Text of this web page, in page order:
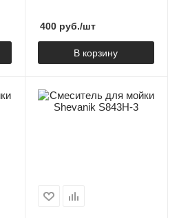
400руб./шт
В корзину